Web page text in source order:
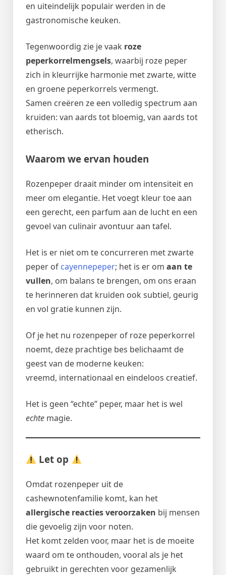
en uiteindelijk populair werden in de
gastronomische keuken.
Tegenwoordig zie je vaak roze
peperkorrelmengsels, waarbij roze peper
zich in kleurrijke harmonie met zwarte, witte
en groene peperkorrels vermengt.
Samen creëren ze een volledig spectrum aan
kruiden: van aards tot bloemig, van aards tot
etherisch.
Waarom we ervan houden
Rozenpeper draait minder om intensiteit en
meer om elegantie. Het voegt kleur toe aan
een gerecht, een parfum aan de lucht en een
gevoel van culinair avontuur aan tafel.
Het is er niet om te concurreren met zwarte
peper of cayennepeper; het is er om aan te
vullen, om balans te brengen, om ons eraan
te herinneren dat kruiden ook subtiel, geurig
en vol gratie kunnen zijn.
Of je het nu rozenpeper of roze peperkorrel
noemt, deze prachtige bes belichaamt de
geest van de moderne keuken:
vreemd, internationaal en eindeloos creatief.
Het is geen “echte” peper, maar het is wel
echte magie.
Let op
Omdat rozenpeper uit de
cashewnotenfamilie komt, kan het
allergische reacties veroorzaken bij mensen
die gevoelig zijn voor noten.
Het komt zelden voor, maar het is de moeite
waard om te onthouden, vooral als je het
gebruikt in gerechten voor gezamenlijk